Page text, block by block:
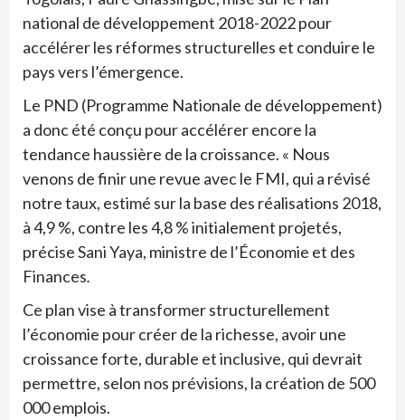
national de développement 2018-2022 pour
accélérer les réformes structurelles et conduire le
pays vers l’émergence.
Le PND (Programme Nationale de développement)
a donc été conçu pour accélérer encore la
tendance haussière de la croissance. « Nous
venons de finir une revue avec le FMI, qui a révisé
notre taux, estimé sur la base des réalisations 2018,
à 4,9 %, contre les 4,8 % initialement projetés,
précise Sani Yaya, ministre de l’Économie et des
Finances.
Ce plan vise à transformer structurellement
l’économie pour créer de la richesse, avoir une
croissance forte, durable et inclusive, qui devrait
permettre, selon nos prévisions, la création de 500
000 emplois.